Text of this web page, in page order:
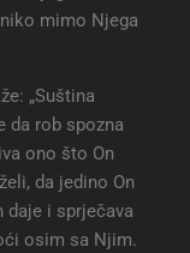
mimo Njega
„Suština
da rob spozna
ono što On
da jedino On
daje i sprječava
osim sa Njim.